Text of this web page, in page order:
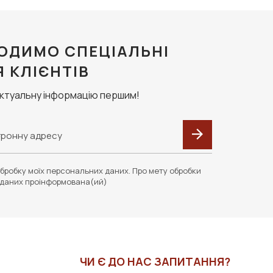
СПЕЦІАЛЬНІ
КЛІЄНТІВ
інформацію першим!
моїх персональних даних. Про мету обробки
проінформована(ий)
ЧИ Є ДО НАС ЗАПИТАННЯ?